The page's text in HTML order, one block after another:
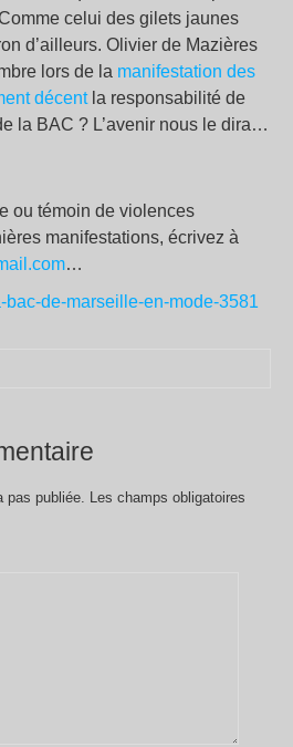
celui des gilets jaunes
d’ailleurs. Olivier de Mazières
lors de la manifestation des
décentla responsabilité de
la BAC ? L’avenir nous le dira…
ou témoin de violences
manifestations, écrivez à
…
bac-de-marseille-en-mode-3581
pas publiée. Les champs obligatoires